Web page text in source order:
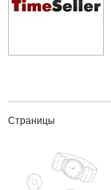
Страницы